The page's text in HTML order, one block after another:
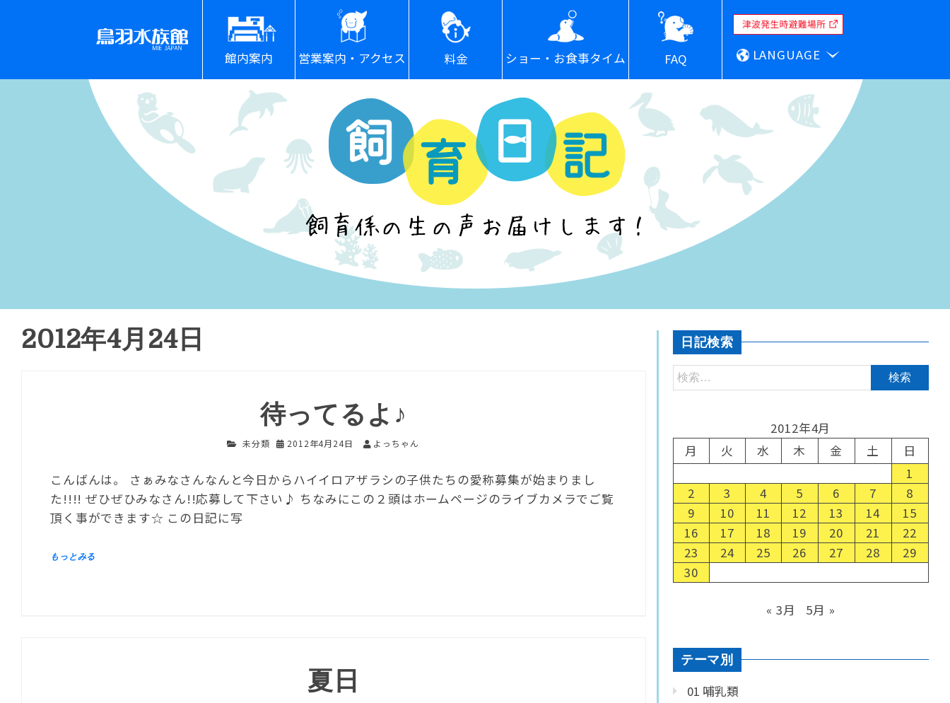
館内案内 営業案内・アクセス 料金 ショー・お食事タイム FAQ LANGUAGE
2012年4月24日
待ってるよ♪
未分類 2012年4月24日 よっちゃん
こんばんは。 さぁみなさんなんと今日からハイイロアザラシの子供たちの愛称募集が始まりまし
た!!!! ぜひぜひみなさん!!応募して下さい♪ ちなみにこの２頭はホームページのライブカメラでご覧
頂く事ができます☆ この日記に写
夏日
日記検索
2012年4月
月
火 水 木 金 土
日
1
2
3 4 5 6 7
8
9
10 11 12 13 14
15
16
17 18 19 20 21
22
23
24 25 26 27 28
29
30
« 3月 5月 »
テーマ別
01 哺乳類